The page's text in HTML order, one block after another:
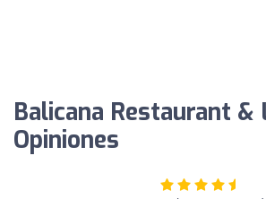
Balicana Restaurant &
Opiniones